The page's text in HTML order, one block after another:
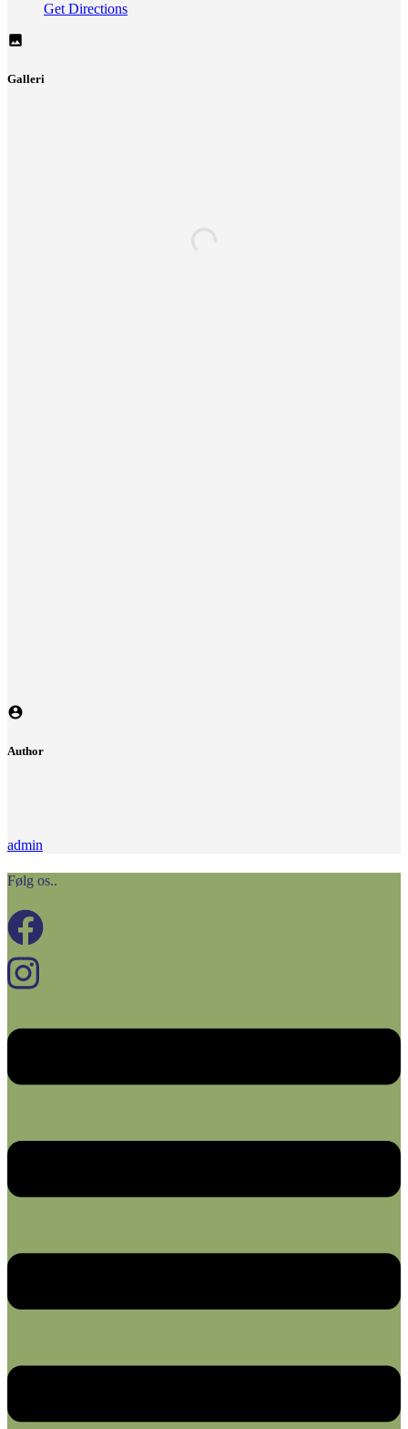
Get Directions
Galleri
Author
admin
Følg os..